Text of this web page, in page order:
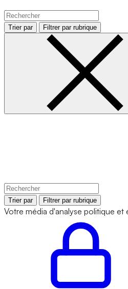
Trier par Filtrer par rubrique
Trier par Filtrer par rubrique
Votre média d'analyse politique et